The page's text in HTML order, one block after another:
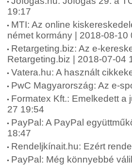
19:17
MTI: Az online
német kormány | 2018-08-10
Retargeting.biz: Az e-
Retargeting.biz | 2018-07-04
Vatera.hu: A használt
PwC Magyarország: Az e-
Formatex Kft.: Emelkedett
27 19:54
PayPal: A PayPal
18:47
Rendeljkínait.hu: Ezért
PayPal: Még könnyebbé